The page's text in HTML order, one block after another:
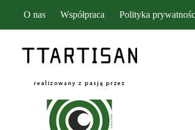
O nas Współpraca Polityka